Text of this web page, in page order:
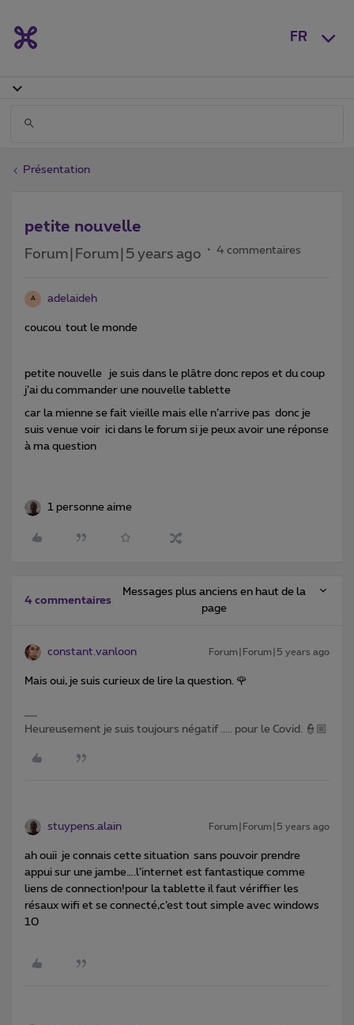
FR
Présentation
petite nouvelle
Forum|Forum|5 years ago 4 commentaires
A adelaideh
coucou tout le monde
petite nouvelle je suis dans le plâtre donc repos et du coup
j’ai du commander une nouvelle tablette
car la mienne se fait vieille mais elle n’arrive pas donc je
suis venue voir ici dans le forum si je peux avoir une réponse
à ma question
1 personne aime
4 commentaires
Messages plus anciens en haut de la
page
constant.vanloon Forum|Forum|5 years ago
Mais oui, je suis curieux de lire la question. 🌹
Heureusement je suis toujours négatif ..... pour le Covid. 👮🏼
stuypens.alain Forum|Forum|5 years ago
ah ouii je connais cette situation sans pouvoir prendre
appui sur une jambe….l’internet est fantastique comme
liens de connection!pour la tablette il faut vériffier les
résaux wifi et se connecté,c’est tout simple avec windows
10